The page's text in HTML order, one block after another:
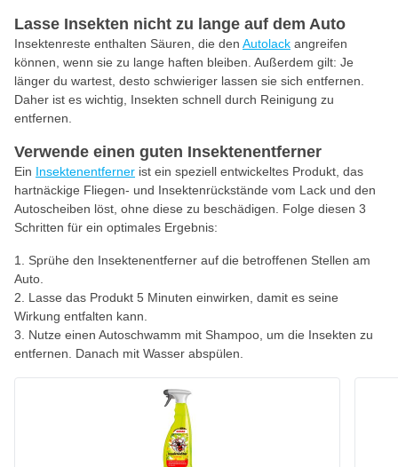
Lasse Insekten nicht zu lange auf dem Auto
Insektenreste enthalten Säuren, die den Autolack angreifen
können, wenn sie zu lange haften bleiben. Außerdem gilt: Je
länger du wartest, desto schwieriger lassen sie sich entfernen.
Daher ist es wichtig, Insekten schnell durch Reinigung zu
entfernen.
Verwende einen guten Insektenentferner
Ein Insektenentferner ist ein speziell entwickeltes Produkt, das
hartnäckige Fliegen- und Insektenrückstände vom Lack und den
Autoscheiben löst, ohne diese zu beschädigen. Folge diesen 3
Schritten für ein optimales Ergebnis:
Sprühe den Insektenentferner auf die betroffenen Stellen am
Auto.
Lasse das Produkt 5 Minuten einwirken, damit es seine
Wirkung entfalten kann.
Nutze einen Autoschwamm mit Shampoo, um die Insekten zu
entfernen. Danach mit Wasser abspülen.